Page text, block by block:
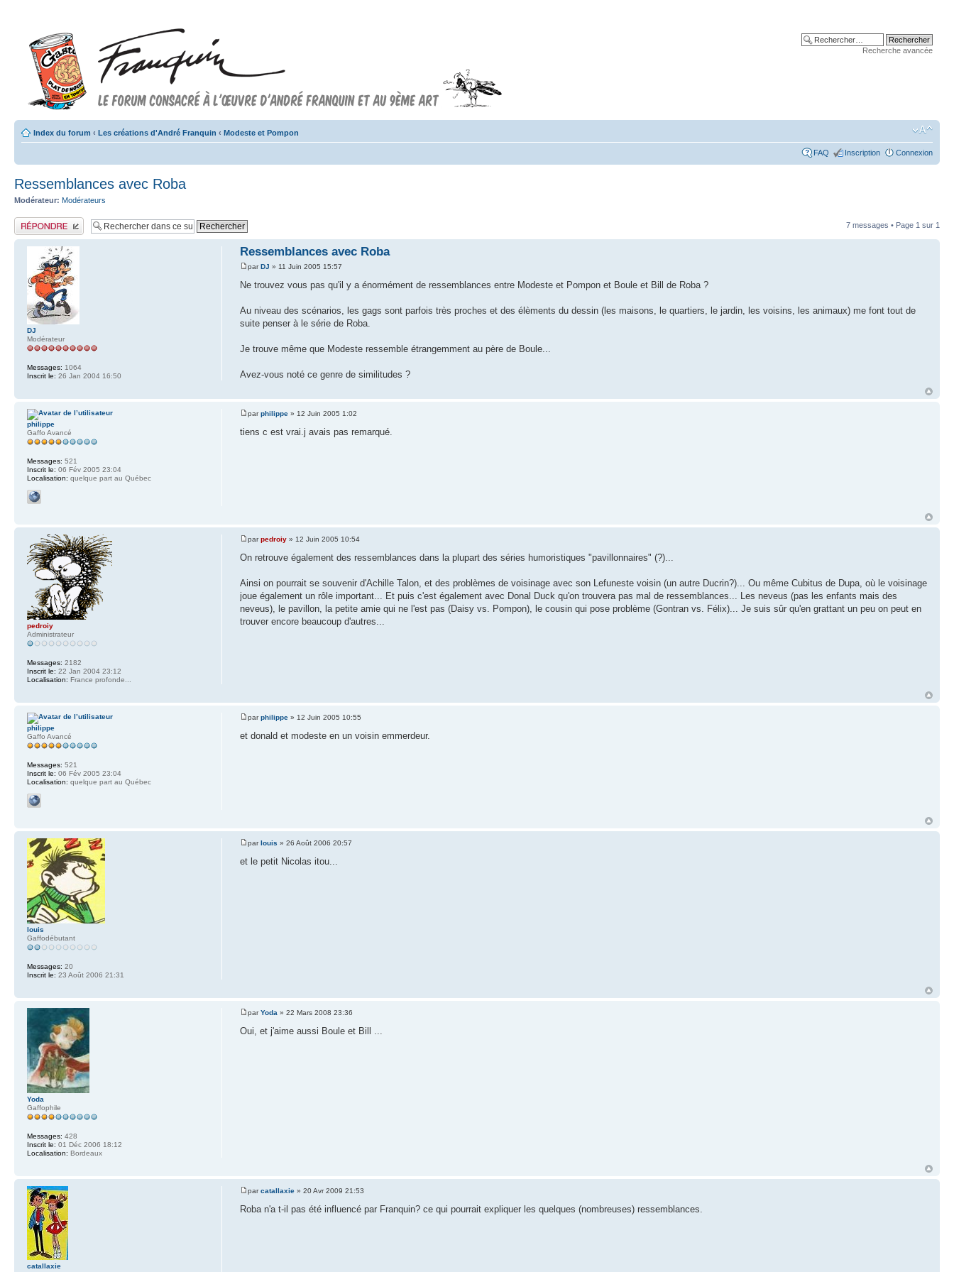
Recherche avancée
Index du forum ‹ Les créations d'André Franquin ‹ Modeste et Pompon
FAQ Inscription Connexion
Ressemblances avec Roba
Modérateur: Modérateurs
Publier une réponse 7 messages • Page 1 sur 1
Ressemblances avec Roba
parDJ » 11 Juin 2005 15:57
Ne trouvez vous pas qu'il y a énormément de ressemblances entre Modeste et Pompon et Boule et Bill de Roba ?
Au niveau des scénarios, les gags sont parfois très proches et des élèments du dessin (les maisons, le quartiers, le jardin, les voisins, les animaux) me font tout de
suite penser à le série de Roba.
Je trouve même que Modeste ressemble étrangemment au père de Boule...
Avez-vous noté ce genre de similitudes ?
DJ
Modérateur
Messages: 1064
Inscrit le: 26 Jan 2004 16:50
parphilippe » 12 Juin 2005 1:02
tiens c est vrai.j avais pas remarqué.
philippe
Gaffo Avancé
Messages: 521
Inscrit le: 06 Fév 2005 23:04
Localisation: quelque part au Québec
parpedroiy » 12 Juin 2005 10:54
On retrouve également des ressemblances dans la plupart des séries humoristiques "pavillonnaires" (?)...
Ainsi on pourrait se souvenir d'Achille Talon, et des problèmes de voisinage avec son Lefuneste voisin (un autre Ducrin?)... Ou même Cubitus de Dupa, où le voisinage
joue également un rôle important... Et puis c'est également avec Donal Duck qu'on trouvera pas mal de ressemblances... Les neveus (pas les enfants mais des
neveus), le pavillon, la petite amie qui ne l'est pas (Daisy vs. Pompon), le cousin qui pose problème (Gontran vs. Félix)... Je suis sûr qu'en grattant un peu on peut en
trouver encore beaucoup d'autres...
pedroiy
Administrateur
Messages: 2182
Inscrit le: 22 Jan 2004 23:12
Localisation: France profonde...
parphilippe » 12 Juin 2005 10:55
et donald et modeste en un voisin emmerdeur.
philippe
Gaffo Avancé
Messages: 521
Inscrit le: 06 Fév 2005 23:04
Localisation: quelque part au Québec
parlouis » 26 Août 2006 20:57
et le petit Nicolas itou...
louis
Gaffodébutant
Messages: 20
Inscrit le: 23 Août 2006 21:31
parYoda » 22 Mars 2008 23:36
Oui, et j'aime aussi Boule et Bill ...
Yoda
Gaffophile
Messages: 428
Inscrit le: 01 Déc 2006 18:12
Localisation: Bordeaux
parcatallaxie » 20 Avr 2009 21:53
Roba n'a t-il pas été influencé par Franquin? ce qui pourrait expliquer les quelques (nombreuses) ressemblances.
catallaxie